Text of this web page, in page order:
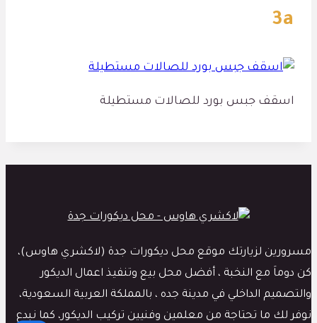
3a
اسقف جبس بورد للصالات مستطيلة
مسرورين لزيارتك موقع محل ديكورات جدة (لاكشري هاوس)،
كن دوماَ مع النخبة ، أفضل محل بيع وتنفيذ اعمال الديكور
والتصميم الداخلي في مدينة جده ، بالمملكة العربية السعودية،
نوفر لك ما تحتاجة من معلمين وفنيين تركيب الديكور، كما نبدع